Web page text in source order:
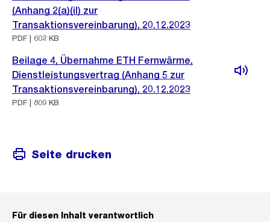
(Anhang 2(a)(iI) zur
Transaktionsvereinbarung), 20.12.2023
PDF | 602 KB
Beilage 4, Übernahme ETH Fernwärme,
Dienstleistungsvertrag (Anhang 5 zur
Transaktionsvereinbarung), 20.12.2023
PDF | 809 KB
Seite drucken
Für diesen Inhalt verantwortlich